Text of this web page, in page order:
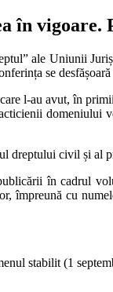
în vigoare.
ale Uniunii
se
l-au avut, în
dreptului civil și al
în cadrul
împreună cu
stabilit (1